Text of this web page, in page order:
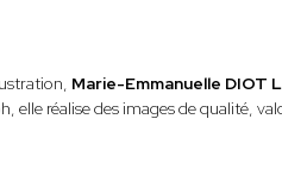
Marie-Emmanuelle DIOT
elle réalise des images de qualité,